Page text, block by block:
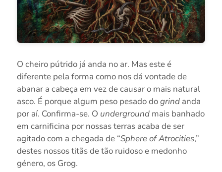
O cheiro pútrido já anda no ar. Mas este é
diferente pela forma como nos dá vontade de
abanar a cabeça em vez de causar o mais natural
asco. É porque algum peso pesado dogrindanda
por aí. Confirma-se. O undergroundmais banhado
em carnificina por nossas terras acaba de ser
agitado com a chegada de “Sphere of Atrocities,”
destes nossos titãs de tão ruidoso e medonho
género, os Grog.